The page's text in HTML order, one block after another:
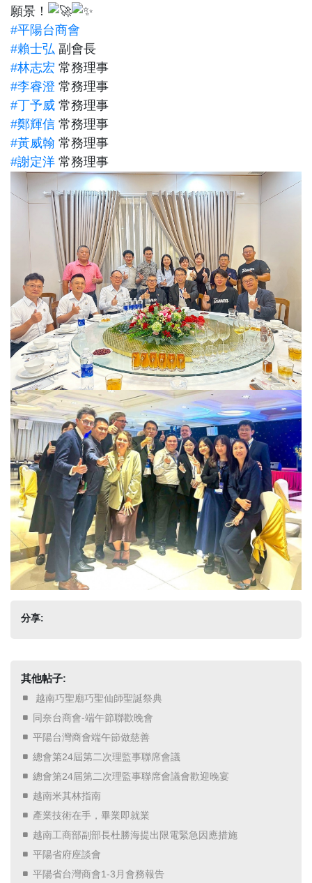
願景！
#平陽台商會
#賴士弘 副會長
#林志宏 常務理事
#李睿澄 常務理事
#丁予威 常務理事
#鄭輝信 常務理事
#黃威翰 常務理事
#謝定洋 常務理事
分享:
其他帖子:
​ 越南巧聖廟巧聖仙師聖誕祭典 ​
同奈台商會-端午節聯歡晚會
平陽台灣商會端午節做慈善
總會第24屆第二次理監事聯席會議
總會第24屆第二次理監事聯席會議會歡迎晚宴
越南米其林指南
產業技術在手，畢業即就業
越南工商部副部長杜勝海提出限電緊急因應措施
平陽省府座談會
平陽省台灣商會1-3月會務報告